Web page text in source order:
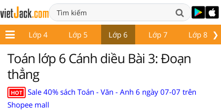
❯
3 Lớp 4 Lớp 5 Lớp 6 Lớp 7 Lớp 8
Toán lớp 6 Cánh diều Bài 3: Đoạn
thẳng
HOT
Sale 40% sách Toán - Văn - Anh 6 ngày 07-07 trên
Shopee mall